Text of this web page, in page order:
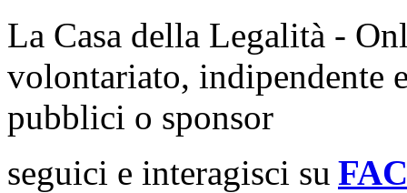
La Casa della Legalità -
volontariato, indipendente
pubblici o sponsor
seguici e interagisci su